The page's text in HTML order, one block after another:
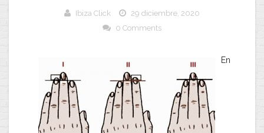
Ibiza Click
29 diciembre, 2020
0 Comments
En